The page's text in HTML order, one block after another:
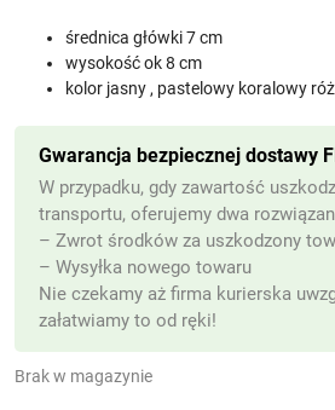
średnica główki 7 cm
wysokość ok 8 cm
kolor jasny , pastelowy koralowy róż
Brak w magazynie
Gwarancja bezpiecznej dostawy
W przypadku, gdy zawartość
transportu, oferujemy dwa
– Zwrot środków za uszkodzony
– Wysyłka nowego towaru
Nie czekamy aż firma kurierska
załatwiamy to od ręki!